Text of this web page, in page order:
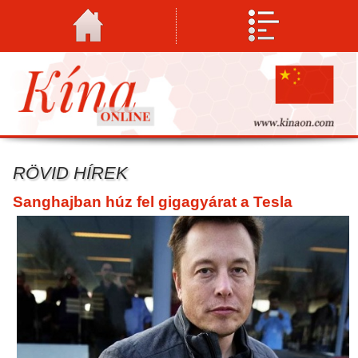
RÖVID HÍREK
Sanghajban húz fel gigagyárat a Tesla